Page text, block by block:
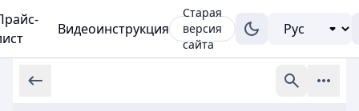
Видеоинструкция
Старая
версия
сайта